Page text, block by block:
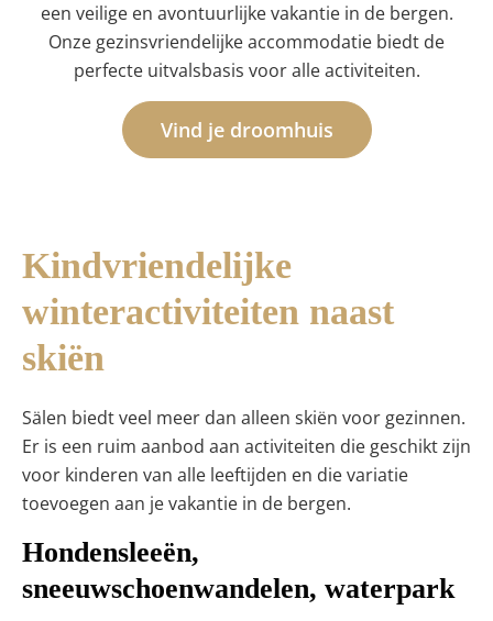
een veilige en avontuurlijke vakantie in de bergen.
Onze gezinsvriendelijke accommodatie biedt de
perfecte uitvalsbasis voor alle activiteiten.
Vind je droomhuis
Kindvriendelijke
winteractiviteiten naast
skiën
Sälen biedt veel meer dan alleen skiën voor gezinnen.
Er is een ruim aanbod aan activiteiten die geschikt zijn
voor kinderen van alle leeftijden en die variatie
toevoegen aan je vakantie in de bergen.
Hondensleeën,
sneeuwschoenwandelen, waterpark